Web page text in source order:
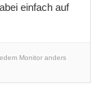
einfach auf
Monitor anders